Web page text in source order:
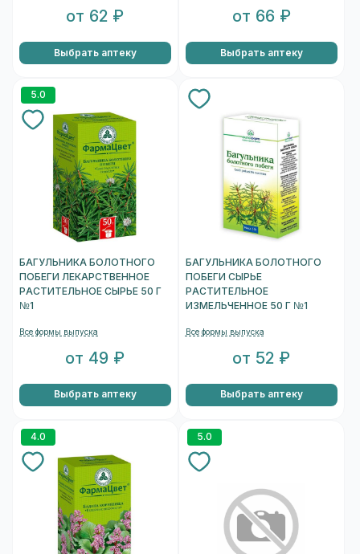
от 62 ₽
Выбрать аптеку
от 66 ₽
Выбрать аптеку
5.0
БАГУЛЬНИКА БОЛОТНОГО
ПОБЕГИ ЛЕКАРСТВЕННОЕ
РАСТИТЕЛЬНОЕ СЫРЬЕ 50 Г
№1
Все формы выпуска
от 49 ₽
Выбрать аптеку
БАГУЛЬНИКА БОЛОТНОГО
ПОБЕГИ СЫРЬЕ
РАСТИТЕЛЬНОЕ
ИЗМЕЛЬЧЕННОЕ 50 Г №1
Все формы выпуска
от 52 ₽
Выбрать аптеку
4.0 5.0